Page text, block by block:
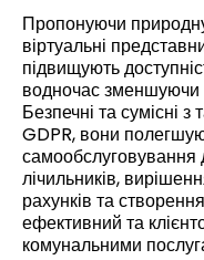
Пропонуючи
віртуальні
підвищують
водночас
Безпечні та сумісні
GDPR, вони
самообслуговування
лічильників,
рахунків та
ефективний та
комунальними